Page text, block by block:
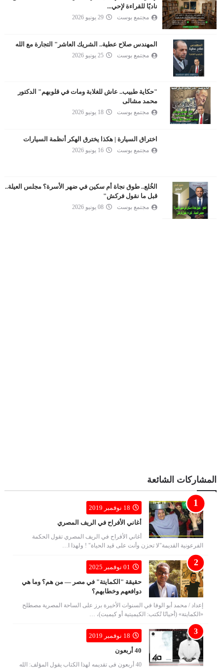
ناديًا للقراءة لإحي...
مجتمع بوست 29 يونيو 2026
المهندس صلاح عطية.. الشريك العاشر" التجارة مع الله
مجتمع بوست 25 يونيو 2026
"حكاية طبيب.. عاش للغلابة ومات في قلوبهم" الدكتور
محمد مشالى
مجتمع بوست 18 يونيو 2026
اختراق السيارة | هكذا يخترق الهكر أنظمة السيارات
مجتمع بوست 16 يونيو 2026
الخُلع.. طوق نجاة أم سكين في ضهر الأسرة؟ مجلس العيلة..
قبل ما نقول فركش"
مجتمع بوست 08 يونيو 2026
المشاركات الشائعة
18 نوفمبر 2019
أغاني الأفراح في الريف المصري
أغاني الأفراح في الريف المصري تقول الحكمة
الفرعونية القديمة"لا تحزن وأنت على قيد الحياة" ! ولهذا ا…
01 نوفمبر 2025
حقيقة "الكمايتة" في مصر — من هم؟ وما هي
دوافعهم وخطابهم؟
إعداد / محمد أبو الوفا في السنوات الأخيرة برز على الساحة المصرية مصطلح
«الكمايتة» (أحيانًا تُكتب: الكيميتية أو كيميت)، …
18 نوفمبر 2019
40 أربعون
40 أربعون فى تقديمه لهذا الكتاب يقول المؤلف: الله